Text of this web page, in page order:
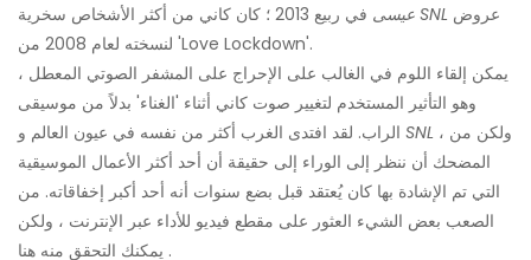
عيسى SNL
لنسخته لعام 2008 من 'Love Lockdown'.
يمكن إلقاء اللوم في الغالب على الإحراج على المشفر الصوتي المعطل ،
وهو التأثير المستخدم لتغيير صوت كاني أثناء 'الغناء' بدلاً من موسيقى
SNL ، ولكن من
المضحك أن ننظر إلى الوراء إلى حقيقة أن أحد أكثر الأعمال الموسيقية
التي تم الإشادة بها كان يُعتقد قبل بضع سنوات أنه أحد أكبر إخفاقاته. من
الصعب بعض الشيء العثور على مقطع فيديو للأداء عبر الإنترنت ، ولكن
يمكنك التحقق منه هنا .